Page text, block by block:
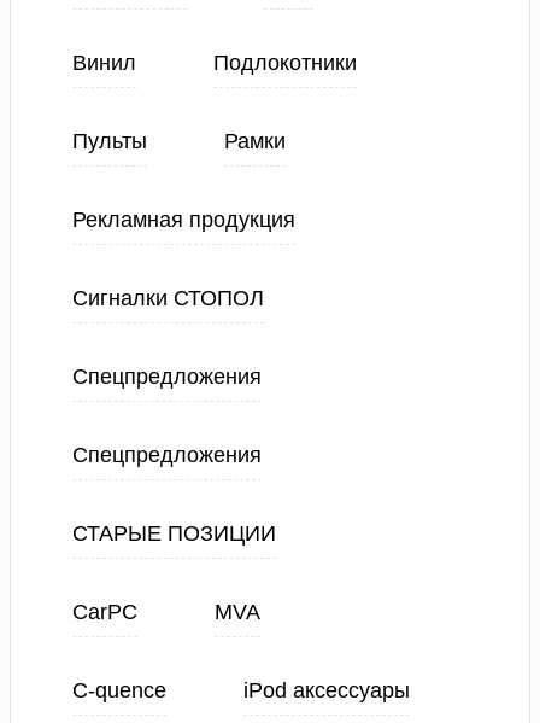
Винил Подлокотники
Пульты Рамки
Рекламная продукция
Сигналки СТОПОЛ
Спецпредложения
Спецпредложения
СТАРЫЕ ПОЗИЦИИ
CarPC MVA
C-quence iPod аксессуары